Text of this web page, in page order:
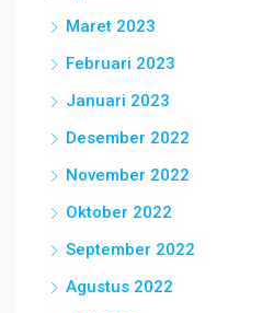
Maret 2023
Februari 2023
Januari 2023
Desember 2022
November 2022
Oktober 2022
September 2022
Agustus 2022